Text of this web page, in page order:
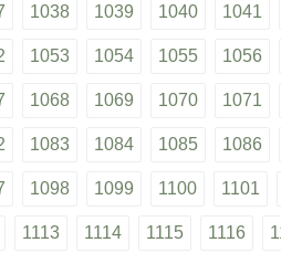
1038 1039 1040 1041
1053 1054 1055 1056
1068 1069 1070 1071
1083 1084 1085 1086
1098 1099 1100 1101
1113 1114 1115 1116